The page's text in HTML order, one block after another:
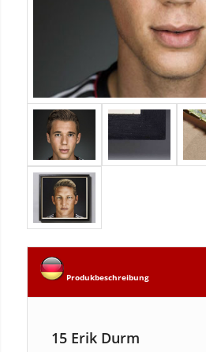
Produkbeschreibung
15 Erik Durm